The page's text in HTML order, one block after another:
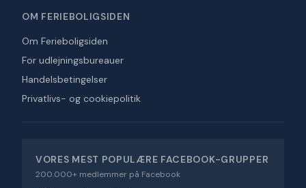
OM FERIEBOLIGSIDEN
Om Ferieboligsiden
For udlejningsbureauer
Handelsbetingelser
Privatlivs- og cookiepolitik
VORES MEST POPULÆRE FACEBOOK-GRUPPER
200.000+ medlemmer på Facebook